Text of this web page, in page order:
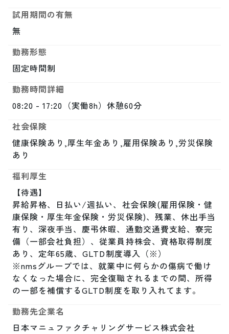
試用期間の有無
無
勤務形態
固定時間制
勤務時間詳細
08:20 - 17:20（実働8h）休憩60分
社会保険
健康保険あり,厚生年金あり,雇用保険あり,労災保険
あり
福利厚生
【待遇】
昇給昇格、日払い/週払い、社会保険(雇用保険・健
康保険・厚生年金保険・労災保険)、残業、休出手当
有り、深夜手当、慶弔休暇、通勤交通費支給、寮完
備（一部会社負担）、従業員持株会、資格取得制度
あり、定年65歳、GLTD制度導入（※）
※nmsグループでは、就業中に何らかの傷病で働け
なくなった場合に、完全復職されるまでの間、所得
の一部を補償するGLTD制度を取り入れてます。
勤務先企業名
日本マニュファクチャリングサービス株式会社